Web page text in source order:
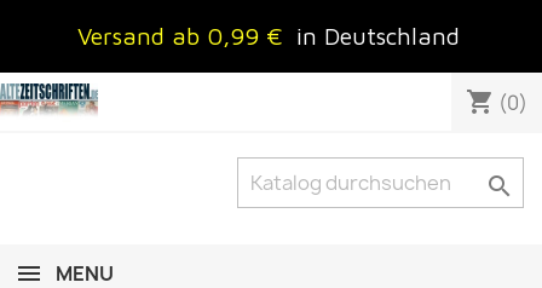
Versand ab 0,99 € in Deutschland
shopping_cart (0)

MENU